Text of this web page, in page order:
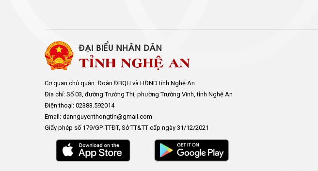
Cơ quan chủ quản: Đoàn ĐBQH và HĐND tỉnh Nghệ An
Địa chỉ: Số 03, đường Trường Thi, phường Trường Vinh, tỉnh Nghệ An
Điện thoại: 02383.592014
Email: dannguyenthongtin@gmail.com
Giấy phép số 179/GP-TTĐT, Sở TT&TT cấp ngày 31/12/2021